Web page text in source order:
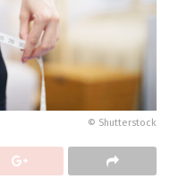
© Shutterstock